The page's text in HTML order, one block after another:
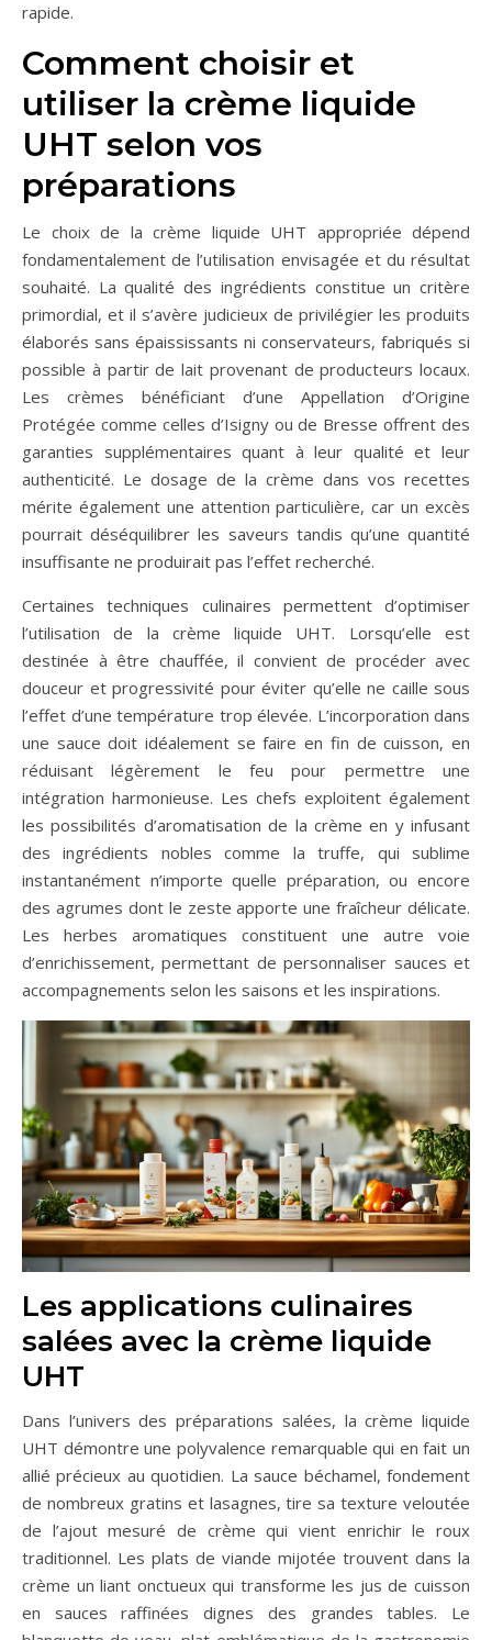
rapide.
Comment choisir et
utiliser la crème liquide
UHT selon vos
préparations
Le choix de la crème liquide UHT appropriée dépend
fondamentalement de l’utilisation envisagée et du résultat
souhaité. La qualité des ingrédients constitue un critère
primordial, et il s’avère judicieux de privilégier les produits
élaborés sans épaississants ni conservateurs, fabriqués si
possible à partir de lait provenant de producteurs locaux.
Les crèmes bénéficiant d’une Appellation d’Origine
Protégée comme celles d’Isigny ou de Bresse offrent des
garanties supplémentaires quant à leur qualité et leur
authenticité. Le dosage de la crème dans vos recettes
mérite également une attention particulière, car un excès
pourrait déséquilibrer les saveurs tandis qu’une quantité
insuffisante ne produirait pas l’effet recherché.
Certaines techniques culinaires permettent d’optimiser
l’utilisation de la crème liquide UHT. Lorsqu’elle est
destinée à être chauffée, il convient de procéder avec
douceur et progressivité pour éviter qu’elle ne caille sous
l’effet d’une température trop élevée. L’incorporation dans
une sauce doit idéalement se faire en fin de cuisson, en
réduisant légèrement le feu pour permettre une
intégration harmonieuse. Les chefs exploitent également
les possibilités d’aromatisation de la crème en y infusant
des ingrédients nobles comme la truffe, qui sublime
instantanément n’importe quelle préparation, ou encore
des agrumes dont le zeste apporte une fraîcheur délicate.
Les herbes aromatiques constituent une autre voie
d’enrichissement, permettant de personnaliser sauces et
accompagnements selon les saisons et les inspirations.
Les applications culinaires
salées avec la crème liquide
UHT
Dans l’univers des préparations salées, la crème liquide
UHT démontre une polyvalence remarquable qui en fait un
allié précieux au quotidien. La sauce béchamel, fondement
de nombreux gratins et lasagnes, tire sa texture veloutée
de l’ajout mesuré de crème qui vient enrichir le roux
traditionnel. Les plats de viande mijotée trouvent dans la
crème un liant onctueux qui transforme les jus de cuisson
en sauces raffinées dignes des grandes tables. Le